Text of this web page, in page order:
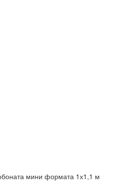
мини формата 1х1,1 м